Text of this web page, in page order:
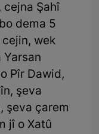
Şahî
dema 5
wek
Pîr Dawid,
şeva
şeva çarem
jî o Xatû